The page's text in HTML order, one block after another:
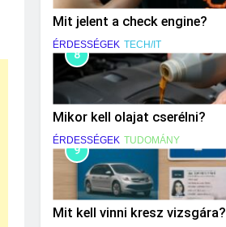
Mit jelent a check engine?
ÉRDESSÉGEK TECH/IT
8
Mikor kell olajat cserélni?
ÉRDESSÉGEK TUDOMÁNY
9
Mit kell vinni kresz vizsgára?